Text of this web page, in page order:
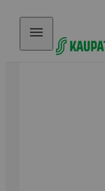
Hyppää sisältöön